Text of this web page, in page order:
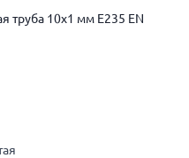
труба 10x1 мм E235 EN